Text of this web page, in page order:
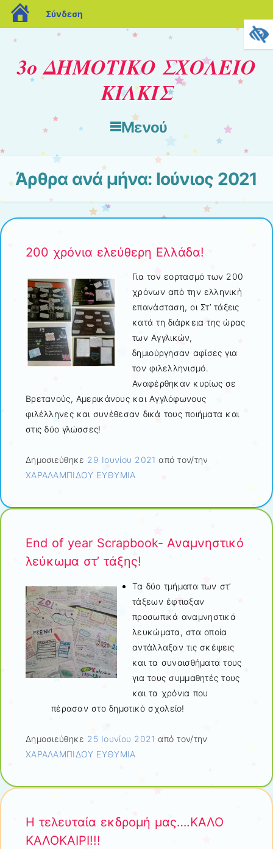
blogs.sch.gr
Σύνδεση
3ο ΔΗΜΟΤΙΚΟ ΣΧΟΛΕΙΟ
ΚΙΛΚΙΣ
Μενού
Μετάβαση στο περιεχόμενο
Άρθρα ανά μήνα: Ιούνιος 2021
200 χρόνια ελεύθερη Ελλάδα!
Για τον εορτασμό των 200
χρόνων από την ελληνική
επανάσταση, οι Στ’ τάξεις
κατά τη διάρκεια της ώρας
των Αγγλικών,
δημιούργησαν αφίσες για
τον φιλελληνισμό.
Αναφέρθηκαν κυρίως σε
Βρετανούς, Αμερικάνους και Αγγλόφωνους
φιλέλληνες και συνέθεσαν δικά τους ποιήματα και
στις δύο γλώσσες!
Δημοσιεύθηκε 29 Ιουνίου 2021 από τον/την
ΧΑΡΑΛΑΜΠΙΔΟΥ ΕΥΘΥΜΙΑ
End of year Scrapbook- Αναμνηστικό
λεύκωμα στ’ τάξης!
Τα δύο τμήματα των στ’
τάξεων έφτιαξαν
προσωπικά αναμνηστικά
λευκώματα, στα οποία
αντάλλαξαν τις σκέψεις
και τα συναισθήματα τους
για τους συμμαθητές τους
και τα χρόνια που
πέρασαν στο δημοτικό σχολείο!
Δημοσιεύθηκε 25 Ιουνίου 2021 από τον/την
ΧΑΡΑΛΑΜΠΙΔΟΥ ΕΥΘΥΜΙΑ
H τελευταία εκδρομή μας….ΚΑΛΟ
ΚΑΛΟΚΑΙΡΙ!!!